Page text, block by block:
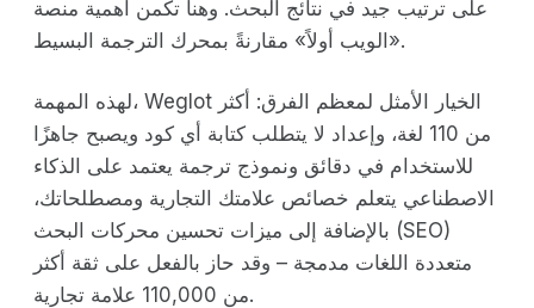
على ترتيب جيد في نتائج البحث. وهنا تكمن أهمية منصة
«الويب أولاً» مقارنةً بمحرك الترجمة البسيط.
لهذه المهمة، Weglot الخيار الأمثل لمعظم الفرق: أكثر
من 110 لغة، وإعداد لا يتطلب كتابة أي كود ويصبح جاهزًا
للاستخدام في دقائق ونموذج ترجمة يعتمد على الذكاء
الاصطناعي يتعلم خصائص علامتك التجارية ومصطلحاتك،
بالإضافة إلى ميزات تحسين محركات البحث (SEO)
متعددة اللغات مدمجة – وقد حاز بالفعل على ثقة أكثر
من 110,000 علامة تجارية.